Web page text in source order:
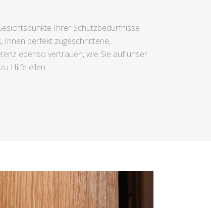
Ihrer Schutzbedürfnisse
Ihnen perfekt zugeschnittene,
ebenso vertrauen, wie Sie auf unser
Hilfe eilen.